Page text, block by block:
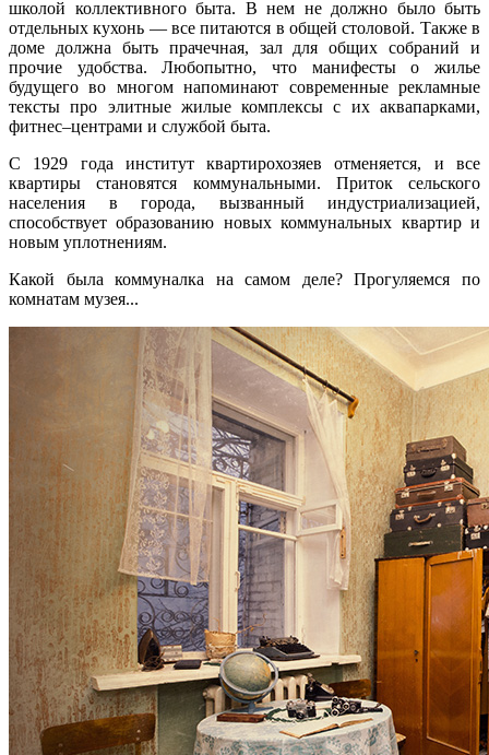
школой коллективного быта. В нем не должно было быть
отдельных кухонь — все питаются в общей столовой. Также в
доме должна быть прачечная, зал для общих собраний и
прочие удобства. Любопытно, что манифесты о жилье
будущего во многом напоминают современные рекламные
тексты про элитные жилые комплексы с их аквапарками,
фитнес–центрами и службой быта.
С 1929 года институт квартирохозяев отменяется, и все
квартиры становятся коммунальными. Приток сельского
населения в города, вызванный индустриализацией,
способствует образованию новых коммунальных квартир и
новым уплотнениям.
Какой была коммуналка на самом деле? Прогуляемся по
комнатам музея...